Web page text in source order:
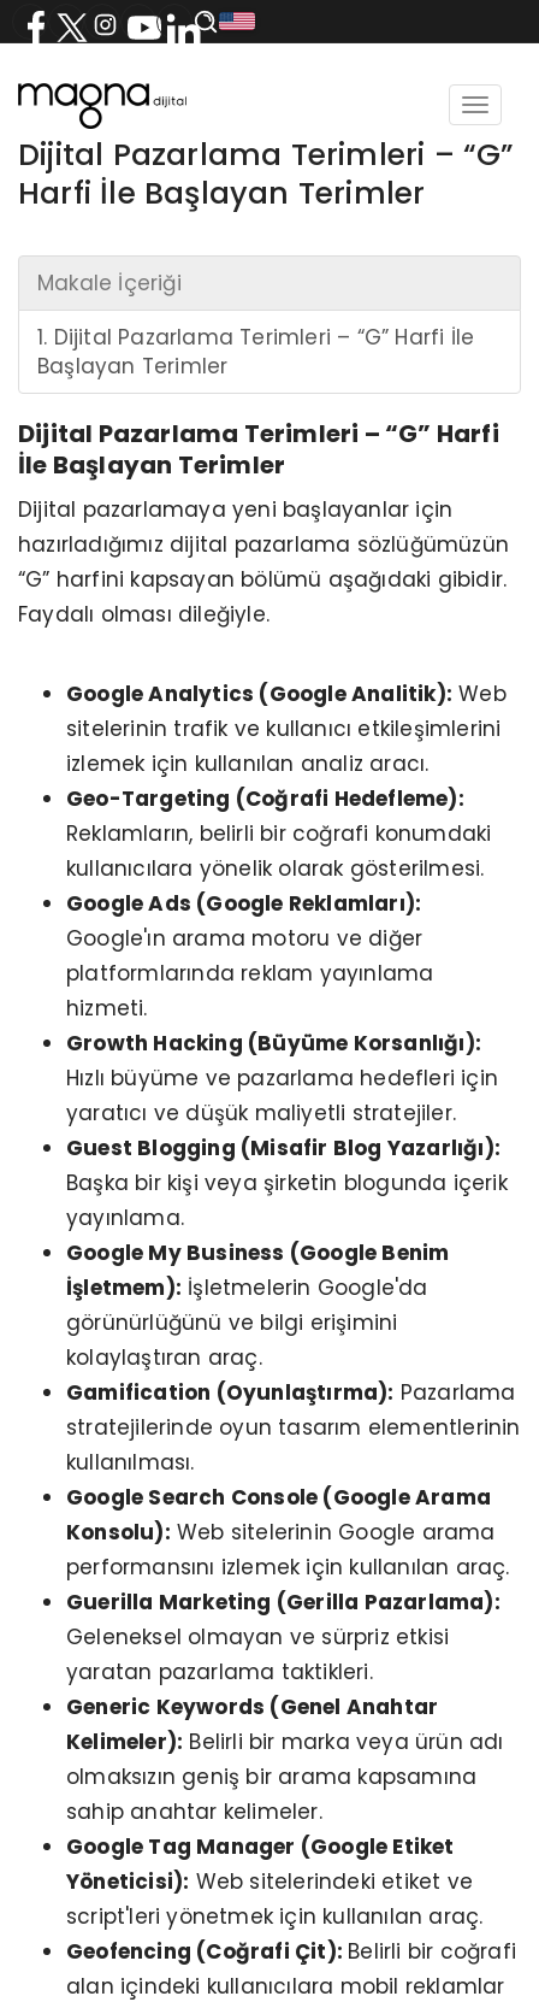
Toggle
Dijital Pazarlama Terimleri – “G”
Harfi İle Başlayan Terimler
Makale İçeriği
1. Dijital Pazarlama Terimleri – “G” Harfi İle
Başlayan Terimler
Dijital Pazarlama Terimleri – “G” Harfi
İle Başlayan Terimler
Dijital pazarlamaya yeni başlayanlar için
hazırladığımız dijital pazarlama sözlüğümüzün
“G” harfini kapsayan bölümü aşağıdaki gibidir.
Faydalı olması dileğiyle.
Google Analytics (Google Analitik): Web
sitelerinin trafik ve kullanıcı etkileşimlerini
izlemek için kullanılan analiz aracı.
Geo-Targeting (Coğrafi Hedefleme):
Reklamların, belirli bir coğrafi konumdaki
kullanıcılara yönelik olarak gösterilmesi.
Google Ads (Google Reklamları):
Google'ın arama motoru ve diğer
platformlarında reklam yayınlama
hizmeti.
Growth Hacking (Büyüme Korsanlığı):
Hızlı büyüme ve pazarlama hedefleri için
yaratıcı ve düşük maliyetli stratejiler.
Guest Blogging (Misafir Blog Yazarlığı):
Başka bir kişi veya şirketin blogunda içerik
yayınlama.
Google My Business (Google Benim
İşletmem): İşletmelerin Google'da
görünürlüğünü ve bilgi erişimini
kolaylaştıran araç.
Gamification (Oyunlaştırma): Pazarlama
stratejilerinde oyun tasarım elementlerinin
kullanılması.
Google Search Console (Google Arama
Konsolu): Web sitelerinin Google arama
performansını izlemek için kullanılan araç.
Guerilla Marketing (Gerilla Pazarlama):
Geleneksel olmayan ve sürpriz etkisi
yaratan pazarlama taktikleri.
Generic Keywords (Genel Anahtar
Kelimeler): Belirli bir marka veya ürün adı
olmaksızın geniş bir arama kapsamına
sahip anahtar kelimeler.
Google Tag Manager (Google Etiket
Yöneticisi): Web sitelerindeki etiket ve
script'leri yönetmek için kullanılan araç.
Geofencing (Coğrafi Çit): Belirli bir coğrafi
alan içindeki kullanıcılara mobil reklamlar